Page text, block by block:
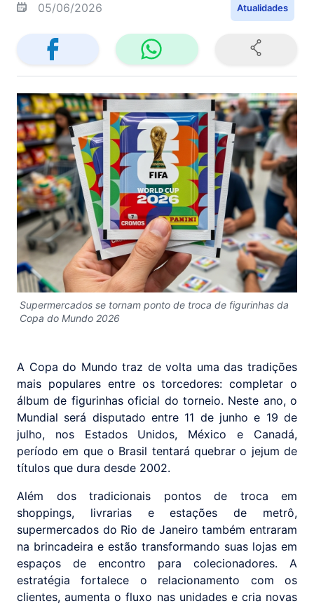
05/06/2026
Atualidades
Supermercados se tornam ponto de troca de figurinhas da
Copa do Mundo 2026
A Copa do Mundo traz de volta uma das tradições
mais populares entre os torcedores: completar o
álbum de figurinhas oficial do torneio. Neste ano, o
Mundial será disputado entre 11 de junho e 19 de
julho, nos Estados Unidos, México e Canadá,
período em que o Brasil tentará quebrar o jejum de
títulos que dura desde 2002.
Além dos tradicionais pontos de troca em
shoppings, livrarias e estações de metrô,
supermercados do Rio de Janeiro também entraram
na brincadeira e estão transformando suas lojas em
espaços de encontro para colecionadores. A
estratégia fortalece o relacionamento com os
clientes, aumenta o fluxo nas unidades e cria novas